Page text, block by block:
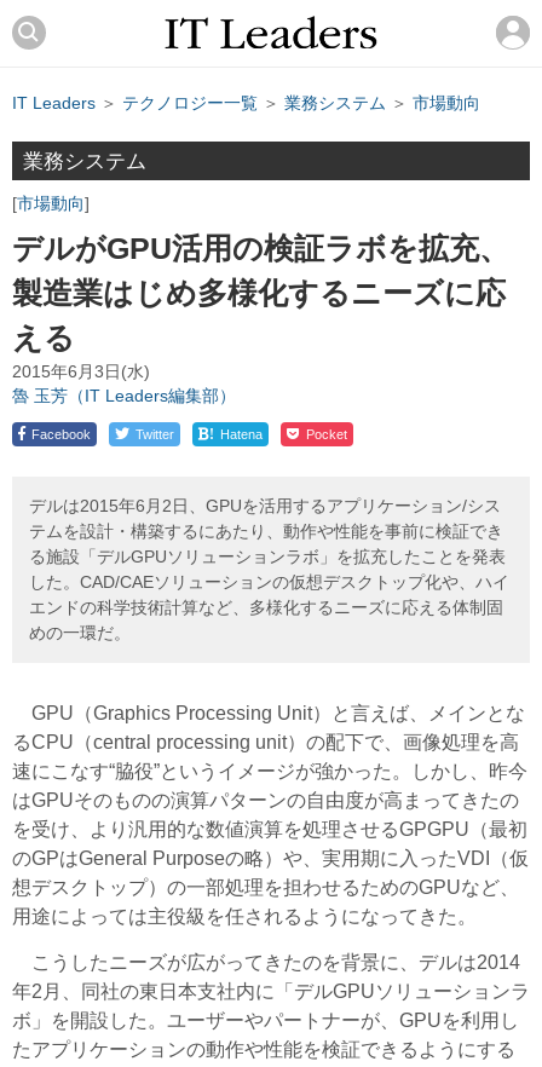
IT Leaders ＞ テクノロジー一覧 ＞ 業務システム ＞ 市場動向
業務システム
市場動向
デルがGPU活用の検証ラボを拡充、
製造業はじめ多様化するニーズに応
える
2015年6月3日(水)
魯 玉芳（IT Leaders編集部）
Facebook Twitter ! Hatena Pocket
デルは2015年6月2日、GPUを活用するアプリケーション/シス
テムを設計・構築するにあたり、動作や性能を事前に検証でき
る施設「デルGPUソリューションラボ」を拡充したことを発表
した。CAD/CAEソリューションの仮想デスクトップ化や、ハイ
エンドの科学技術計算など、多様化するニーズに応える体制固
めの一環だ。
GPU（Graphics Processing Unit）と言えば、メインとな
るCPU（central processing unit）の配下で、画像処理を高
速にこなす“脇役”というイメージが強かった。しかし、昨今
はGPUそのものの演算パターンの自由度が高まってきたの
を受け、より汎用的な数値演算を処理させるGPGPU（最初
のGPはGeneral Purposeの略）や、実用期に入ったVDI（仮
想デスクトップ）の一部処理を担わせるためのGPUなど、
用途によっては主役級を任されるようになってきた。
こうしたニーズが広がってきたのを背景に、デルは2014
年2月、同社の東日本支社内に「デルGPUソリューションラ
ボ」を開設した。ユーザーやパートナーが、GPUを利用し
たアプリケーションの動作や性能を検証できるようにする